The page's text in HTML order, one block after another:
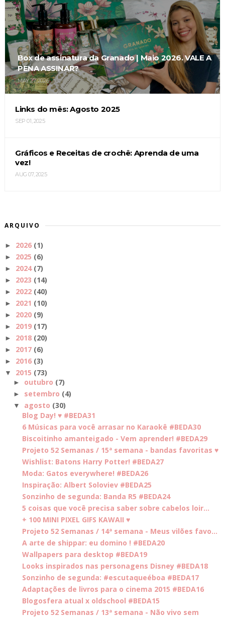
Box de assinatura da Granado | Maio 2026. VALE A
PENA ASSINAR?
MAY 27, 2026
Links do mês: Agosto 2025
SEP 01, 2025
Gráficos e Receitas de crochê: Aprenda de uma
vez!
AUG 07, 2025
ARQUIVO
► 2026 (1)
► 2025 (6)
► 2024 (7)
► 2023 (14)
► 2022 (40)
► 2021 (10)
► 2020 (9)
► 2019 (17)
► 2018 (20)
► 2017 (6)
► 2016 (3)
▼ 2015 (73)
► outubro (7)
► setembro (4)
▼ agosto (30)
Blog Day! ♥ #BEDA31
6 Músicas para você arrasar no Karaokê #BEDA30
Biscoitinho amanteigado - Vem aprender! #BEDA29
Projeto 52 Semanas / 15ª semana - bandas favoritas ♥
Wishlist: Batons Harry Potter! #BEDA27
Moda: Gatos everywhere! #BEDA26
Inspiração: Albert Soloviev #BEDA25
Sonzinho de segunda: Banda R5 #BEDA24
5 coisas que você precisa saber sobre cabelos loir...
+ 100 MINI PIXEL GIFS KAWAII ♥
Projeto 52 Semanas / 14ª semana - Meus vilões favo...
A arte de shippar: eu domino ! #BEDA20
Wallpapers para desktop #BEDA19
Looks inspirados nas personagens Disney #BEDA18
Sonzinho de segunda: #escutaqueéboa #BEDA17
Adaptações de livros para o cinema 2015 #BEDA16
Blogosfera atual x oldschool #BEDA15
Projeto 52 Semanas / 13ª semana - Não vivo sem